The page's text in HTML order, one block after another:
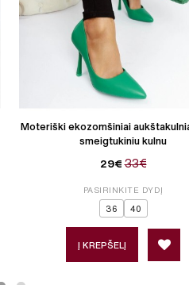
Moteriški ekozomšiniai
smeigtukiniu kulnu
29€ 33€
PASIRINKITE DYDĮ
36 40
Į KREPŠELĮ